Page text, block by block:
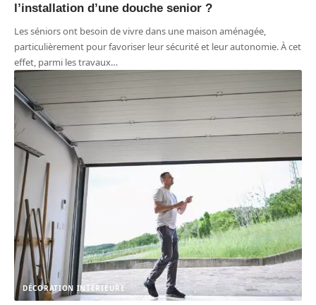
l’installation d’une douche senior ?
Les séniors ont besoin de vivre dans une maison aménagée,
particulièrement pour favoriser leur sécurité et leur autonomie. À cet
effet, parmi les travaux…
DÉCORATION INTERIEURE